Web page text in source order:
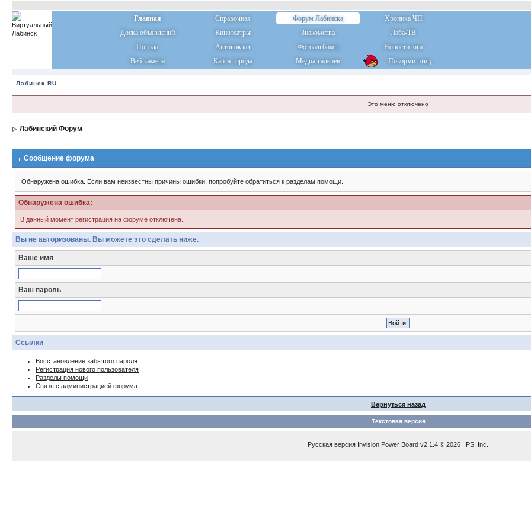
Главная Справочная Форум Лабинска
Хроника ЧП
Доска объявлений
Кинотеатры Знакомства
Лаба-ТВ
Погода
Автовокзал Фотоальбомы
Новости юга
Веб-камера
Карта города Медиа-галерея Покорми птиц
Лабинск.RU
Это меню отключено
Лабинский Форум
Сообщение форума
Обнаружена ошибка. Если вам неизвестны причины ошибки, попробуйте обратиться к разделам помощи.
Обнаружена ошибка:
В данный момент регистрация на форуме отключена.
Вы не авторизованы. Вы можете это сделать ниже.
Ваше имя
Ваш пароль
Ссылки
Восстановление забытого пароля
Регистрация нового пользователя
Разделы помощи
Связь с администрацией форума
Вернуться назад
Текстовая версия
Русская версия Invision Power Board v2.1.4 © 2026 IPS, Inc.